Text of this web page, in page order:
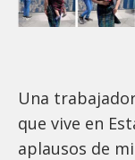
Una
que vive en
aplausos de